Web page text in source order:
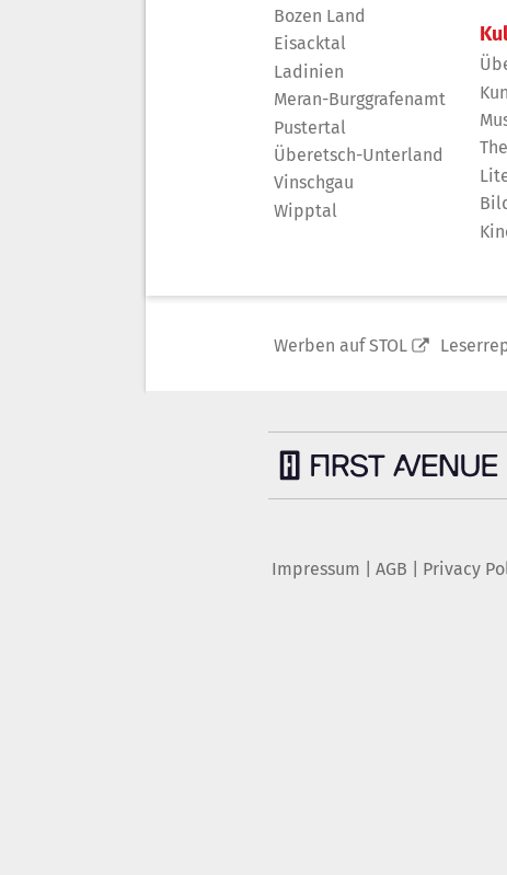
Bozen Land
Eisacktal
Ladinien
Meran-Burggrafenamt
Pustertal
Überetsch-Unterland
Vinschgau
Wipptal
Werben auf STOL
Impressum AGB Privacy